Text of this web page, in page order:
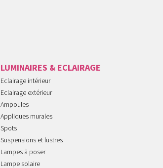
LUMINAIRES & ECLAIRAGE
Eclairage intérieur
Eclairage extérieur
Ampoules
Appliques murales
Spots
Suspensions et lustres
Lampes à poser
Lampe solaire